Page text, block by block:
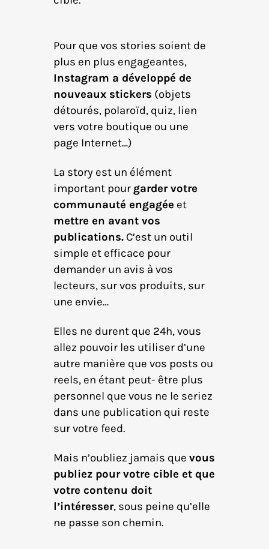
Pour que vos stories soient de
plus en plus engageantes,
Instagram a développé de
nouveaux stickers (objets
détourés, polaroïd, quiz, lien
vers votre boutique ou une
page Internet…)
La story est un élément
important pour garder votre
communauté engagée et
mettre en avant vos
publications. C’est un outil
simple et efficace pour
demander un avis à vos
lecteurs, sur vos produits, sur
une envie…
Elles ne durent que 24h, vous
allez pouvoir les utiliser d’une
autre manière que vos posts ou
reels, en étant peut- être plus
personnel que vous ne le seriez
dans une publication qui reste
sur votre feed.
Mais n’oubliez jamais que vous
publiez pour votre cible et que
votre contenu doit
l’intéresser, sous peine qu’elle
ne passe son chemin.